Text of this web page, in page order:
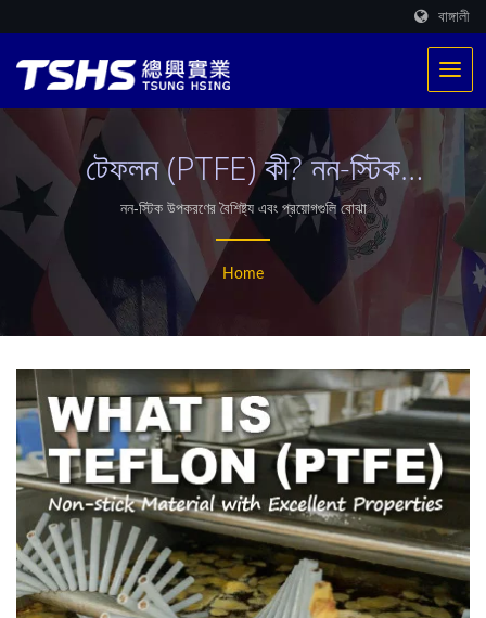
বাঙ্গালী
টেফলন (PTFE) কী? নন-স্টিক
উপকরণের বৈশিষ্ট্য এবং প্রয়োগগুলি
বোঝা
নন-স্টিক উপকরণের বৈশিষ্ট্য এবং প্রয়োগগুলি বোঝা
Home